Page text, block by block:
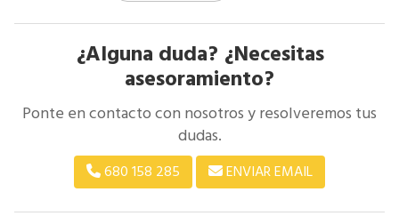
¿Alguna duda? ¿Necesitas
asesoramiento?
Ponte en contacto con nosotros y resolveremos tus
dudas.
680 158 285 ENVIAR EMAIL